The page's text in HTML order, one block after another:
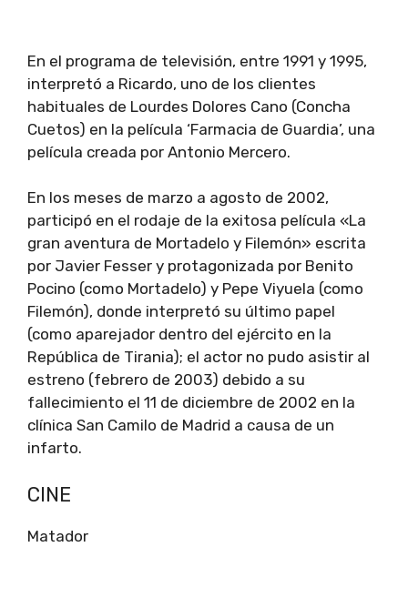
En el programa de televisión, entre 1991 y 1995,
interpretó a Ricardo, uno de los clientes
habituales de Lourdes Dolores Cano (Concha
Cuetos) en la película ‘Farmacia de Guardia’, una
película creada por Antonio Mercero.
En los meses de marzo a agosto de 2002,
participó en el rodaje de la exitosa película «La
gran aventura de Mortadelo y Filemón» escrita
por Javier Fesser y protagonizada por Benito
Pocino (como Mortadelo) y Pepe Viyuela (como
Filemón), donde interpretó su último papel
(como aparejador dentro del ejército en la
República de Tirania); el actor no pudo asistir al
estreno (febrero de 2003) debido a su
fallecimiento el 11 de diciembre de 2002 en la
clínica San Camilo de Madrid a causa de un
infarto.
CINE
Matador